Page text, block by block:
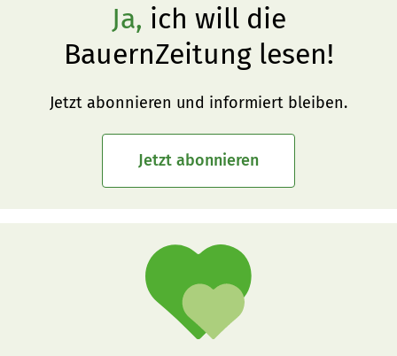
Ja, ich will die
BauernZeitung lesen!
Jetzt abonnieren und informiert bleiben.
Jetzt abonnieren